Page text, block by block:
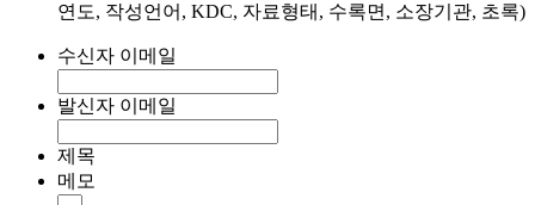
연도, 작성언어, KDC, 자료형태, 수록면, 소장기관, 초록)
수신자 이메일
발신자 이메일
제목
메모